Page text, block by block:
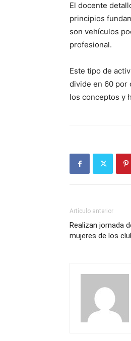
El docente
principios
son vehículos
profesional.
Este tipo de
divide en 60 por
los conceptos y
Artículo anterior
Realizan jornada
mujeres de los